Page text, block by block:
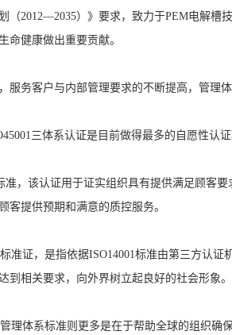
（2012—2035）》要求，致力于PEM电解
命健康做出重要贡献。
服务客户与内部管理要求的不断提高，管理
三体系认证是目前做得最多的自愿性
准，该认证用于证实组织具有提供满足顾客
客提供预期和满意的质控服务。
准证，是指依据ISO14001标准由第三方认
到相关要求，向外界树立起良好的社会形象。
理体系标准则更多是在于帮助全球的组织